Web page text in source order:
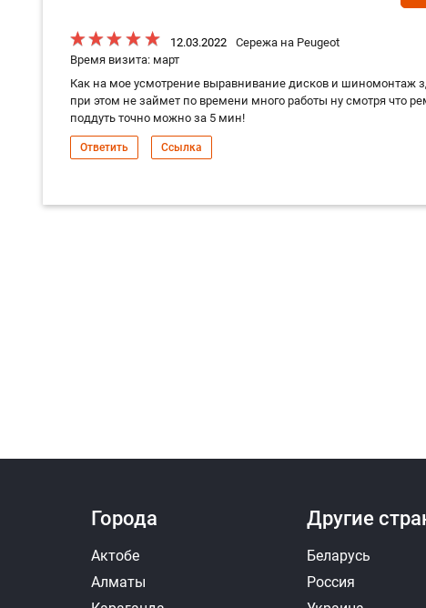
12.03.2022
Сережа на Peugeot
Время визита: март
Как на мое усмотрение выравнивание дисков и шиномонтаж
при этом не займет по времени много работы ну смотря что
поддуть точно можно за 5 мин!
Ответить Ссылка
Города
Актобе
Алматы
Другие
Беларусь
Россия